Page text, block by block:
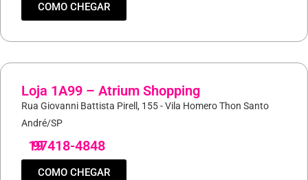
COMO CHEGAR
Loja 1A99 – Atrium Shopping
Rua Giovanni Battista Pirell, 155 - Vila Homero Thon Santo
André/SP
19
97418-4848
COMO CHEGAR